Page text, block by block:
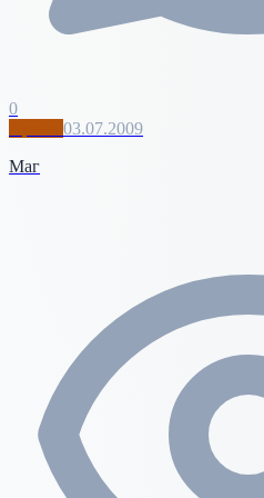
0
03.07.2009
Маг